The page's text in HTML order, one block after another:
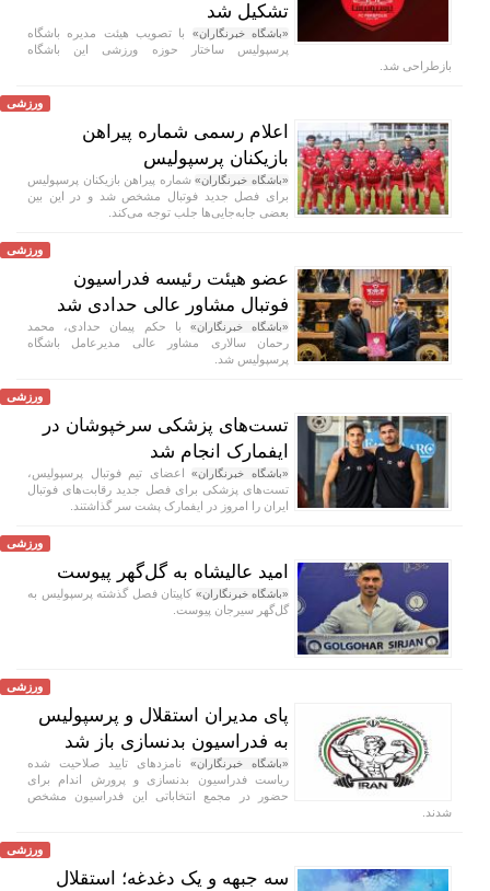
تشکیل شد
«باشگاه خبرنگاران» با تصویب هیئت مدیره باشگاه
پرسپولیس ساختار حوزه ورزشی این باشگاه
بازطراحی شد.
ورزشی
اعلام رسمی شماره پیراهن
بازیکنان پرسپولیس
«باشگاه خبرنگاران»شماره پیراهن بازیکنان پرسپولیس
برای فصل جدید فوتبال مشخص شد و در این بین
بعضی جابه‌جایی‌ها جلب توجه می‌کند.
ورزشی
عضو هیئت رئیسه فدراسیون
فوتبال مشاور عالی حدادی شد
«باشگاه خبرنگاران» با حکم پیمان حدادی، محمد
رحمان سالاری مشاور عالی مدیرعامل باشگاه
پرسپولیس شد.
ورزشی
تست‌های پزشکی سرخپوشان در
ایفمارک انجام شد
«باشگاه خبرنگاران»اعضای تیم فوتبال پرسپولیس،
تست‌های پزشکی برای فصل جدید رقابت‌های فوتبال
ایران را امروز در ایفمارک پشت سر گذاشتند.
ورزشی
امید عالیشاه به گل‌گهر پیوست
«باشگاه خبرنگاران» کاپیتان فصل گذشته پرسپولیس به
گل‌گهر سیرجان پیوست.
ورزشی
پای مدیران استقلال و پرسپولیس
به فدراسیون بدنسازی باز شد
«باشگاه خبرنگاران» نامزد‌های تایید صلاحیت شده
ریاست فدراسیون بدنسازی و پرورش اندام برای
حضور در مجمع انتخاباتی این فدراسیون مشخص
شدند.
ورزشی
سه جبهه و یک دغدغه؛ استقلال